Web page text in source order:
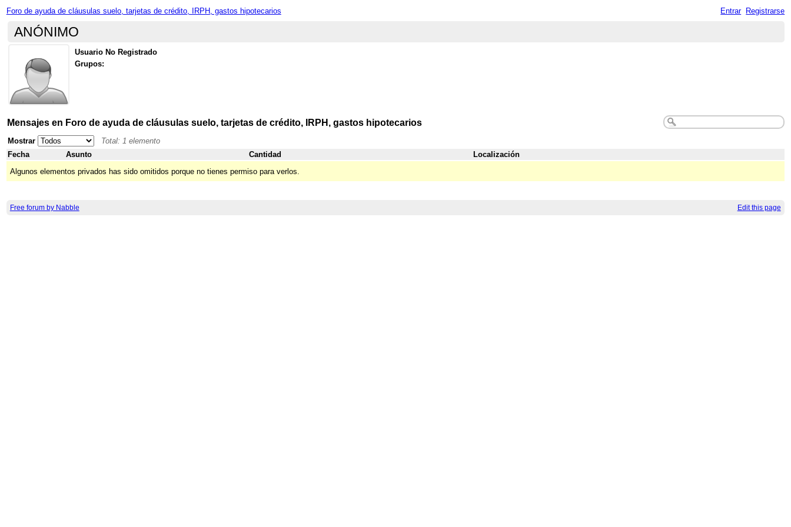
Foro de ayuda de cláusulas suelo, tarjetas de crédito, IRPH, gastos hipotecarios Entrar Registrarse
ANÓNIMO
Usuario No Registrado
Grupos:
Mensajes en Foro de ayuda de cláusulas suelo, tarjetas de crédito, IRPH, gastos hipotecarios
Mostrar
Total: 1 elemento
Fecha
Asunto Cantidad
Localización
Algunos elementos privados has sido omitidos porque no tienes permiso para verlos.
Free forum by Nabble Edit this page